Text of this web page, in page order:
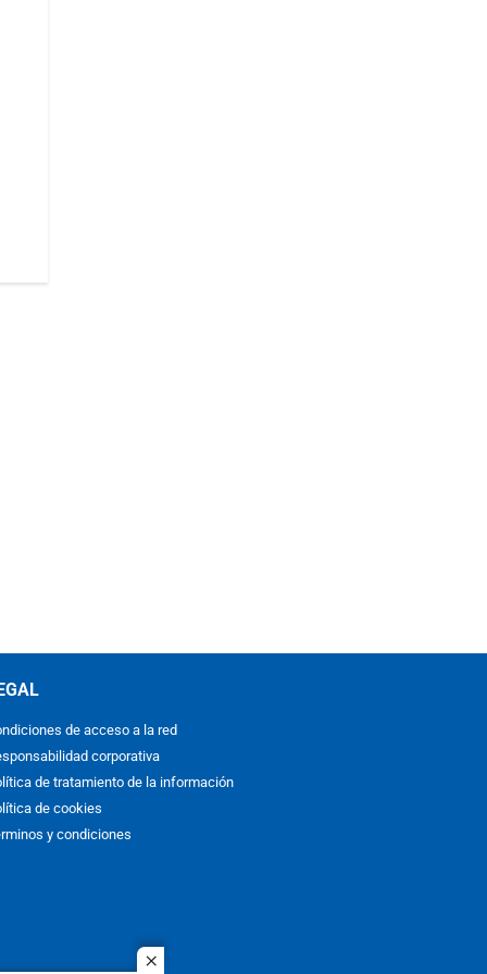
close
de acceso a la red
corporativa
de tratamiento de la información
de cookies
y condiciones